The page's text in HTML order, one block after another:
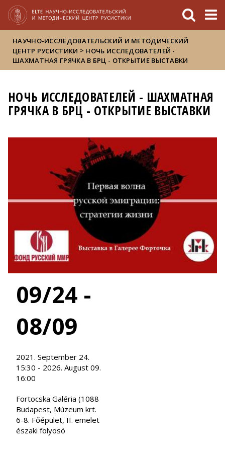
НАУЧНО-ИССЛЕДОВАТЕЛЬСКИЙ И МЕТОДИЧЕСКИЙ
ЦЕНТР РУСИСТИКИ > НОЧЬ ИССЛЕДОВАТЕЛЕЙ -
ШАХМАТНАЯ ГРЯЧКА В БРЦ - ОТКРЫТИЕ ВЫСТАВКИ
НОЧЬ ИССЛЕДОВАТЕЛЕЙ - ШАХМАТНАЯ
ГРЯЧКА В БРЦ - ОТКРЫТИЕ ВЫСТАВКИ
09/24 -
08/09
2021. September 24.
15:30 - 2026. August 09.
16:00
Fortocska Galéria (1088
Budapest, Múzeum krt.
6-8. Főépület, II. emelet
északi folyosó